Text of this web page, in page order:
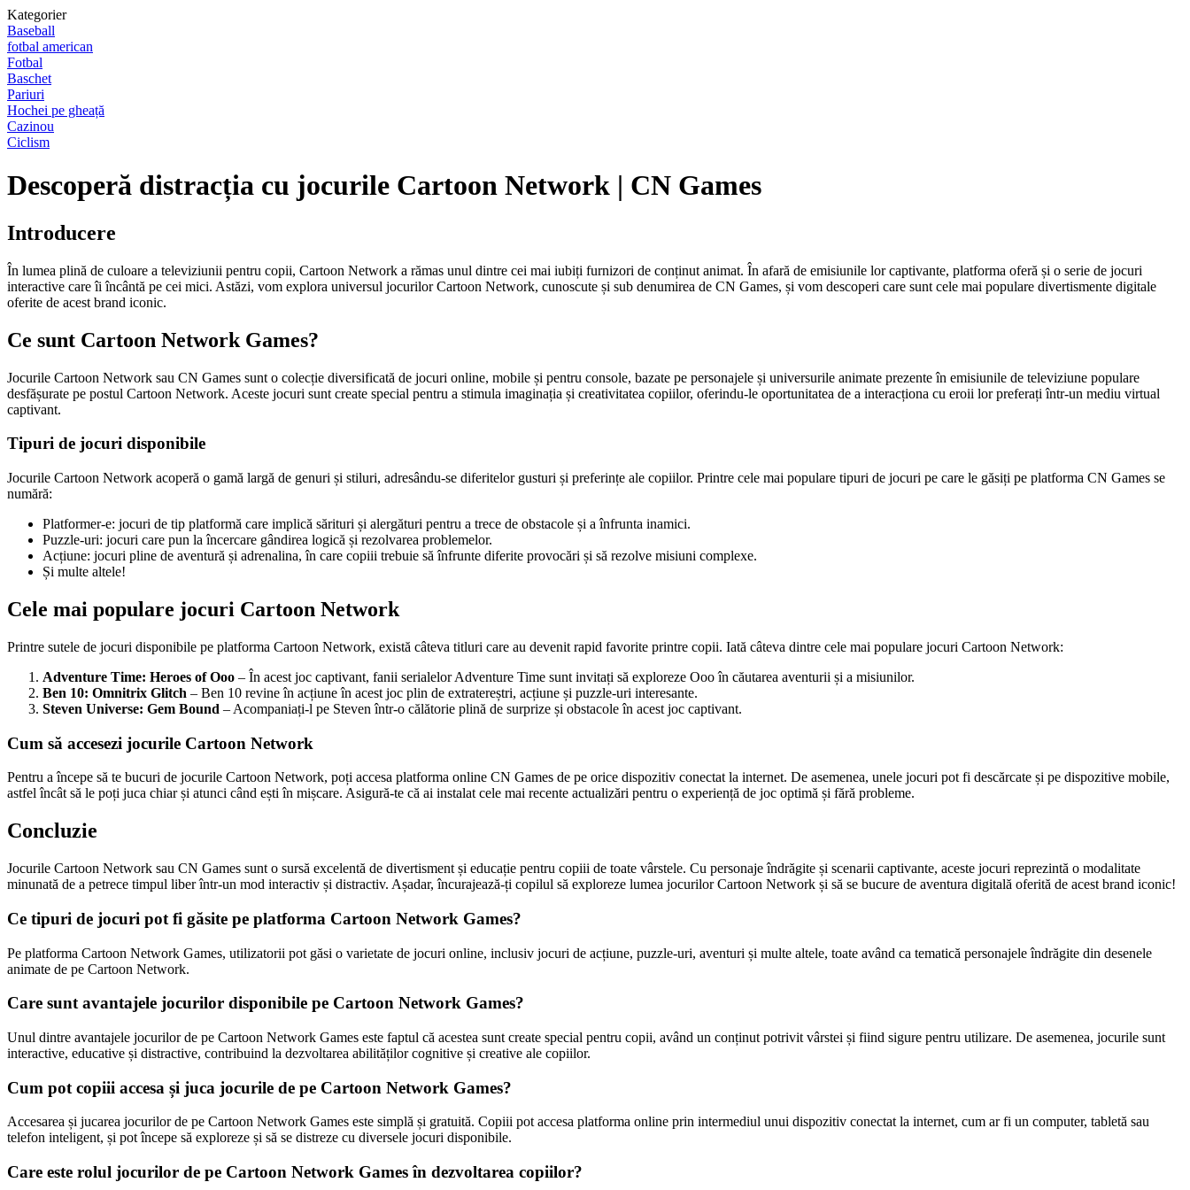
Kategorier
Baseball
fotbal american
Fotbal
Baschet
Pariuri
Hochei pe gheață
Cazinou
Ciclism
Descoperă distracția cu jocurile Cartoon Network | CN Games
Introducere
În lumea plină de culoare a televiziunii pentru copii, Cartoon Network a rămas unul dintre cei mai iubiți furnizori de conținut animat. În afară de emisiunile lor captivante, platforma oferă și o serie de jocuri
interactive care îi încântă pe cei mici. Astăzi, vom explora universul jocurilor Cartoon Network, cunoscute și sub denumirea de CN Games, și vom descoperi care sunt cele mai populare divertismente digitale
oferite de acest brand iconic.
Ce sunt Cartoon Network Games?
Jocurile Cartoon Network sau CN Games sunt o colecție diversificată de jocuri online, mobile și pentru console, bazate pe personajele și universurile animate prezente în emisiunile de televiziune populare
desfășurate pe postul Cartoon Network. Aceste jocuri sunt create special pentru a stimula imaginația și creativitatea copiilor, oferindu-le oportunitatea de a interacționa cu eroii lor preferați într-un mediu virtual
captivant.
Tipuri de jocuri disponibile
Jocurile Cartoon Network acoperă o gamă largă de genuri și stiluri, adresându-se diferitelor gusturi și preferințe ale copiilor. Printre cele mai populare tipuri de jocuri pe care le găsiți pe platforma CN Games se
numără:
Platformer-e: jocuri de tip platformă care implică sărituri și alergături pentru a trece de obstacole și a înfrunta inamici.
Puzzle-uri: jocuri care pun la încercare gândirea logică și rezolvarea problemelor.
Acțiune: jocuri pline de aventură și adrenalina, în care copiii trebuie să înfrunte diferite provocări și să rezolve misiuni complexe.
Și multe altele!
Cele mai populare jocuri Cartoon Network
Printre sutele de jocuri disponibile pe platforma Cartoon Network, există câteva titluri care au devenit rapid favorite printre copii. Iată câteva dintre cele mai populare jocuri Cartoon Network:
Adventure Time: Heroes of Ooo – În acest joc captivant, fanii serialelor Adventure Time sunt invitați să exploreze Ooo în căutarea aventurii și a misiunilor.
Ben 10: Omnitrix Glitch – Ben 10 revine în acțiune în acest joc plin de extratereștri, acțiune și puzzle-uri interesante.
Steven Universe: Gem Bound – Acompaniați-l pe Steven într-o călătorie plină de surprize și obstacole în acest joc captivant.
Cum să accesezi jocurile Cartoon Network
Pentru a începe să te bucuri de jocurile Cartoon Network, poți accesa platforma online CN Games de pe orice dispozitiv conectat la internet. De asemenea, unele jocuri pot fi descărcate și pe dispozitive mobile,
astfel încât să le poți juca chiar și atunci când ești în mișcare. Asigură-te că ai instalat cele mai recente actualizări pentru o experiență de joc optimă și fără probleme.
Concluzie
Jocurile Cartoon Network sau CN Games sunt o sursă excelentă de divertisment și educație pentru copiii de toate vârstele. Cu personaje îndrăgite și scenarii captivante, aceste jocuri reprezintă o modalitate
minunată de a petrece timpul liber într-un mod interactiv și distractiv. Așadar, încurajează-ți copilul să exploreze lumea jocurilor Cartoon Network și să se bucure de aventura digitală oferită de acest brand iconic!
Ce tipuri de jocuri pot fi găsite pe platforma Cartoon Network Games?
Pe platforma Cartoon Network Games, utilizatorii pot găsi o varietate de jocuri online, inclusiv jocuri de acțiune, puzzle-uri, aventuri și multe altele, toate având ca tematică personajele îndrăgite din desenele
animate de pe Cartoon Network.
Care sunt avantajele jocurilor disponibile pe Cartoon Network Games?
Unul dintre avantajele jocurilor de pe Cartoon Network Games este faptul că acestea sunt create special pentru copii, având un conținut potrivit vârstei și fiind sigure pentru utilizare. De asemenea, jocurile sunt
interactive, educative și distractive, contribuind la dezvoltarea abilităților cognitive și creative ale copiilor.
Cum pot copiii accesa și juca jocurile de pe Cartoon Network Games?
Accesarea și jucarea jocurilor de pe Cartoon Network Games este simplă și gratuită. Copiii pot accesa platforma online prin intermediul unui dispozitiv conectat la internet, cum ar fi un computer, tabletă sau
telefon inteligent, și pot începe să exploreze și să se distreze cu diversele jocuri disponibile.
Care este rolul jocurilor de pe Cartoon Network Games în dezvoltarea copiilor?